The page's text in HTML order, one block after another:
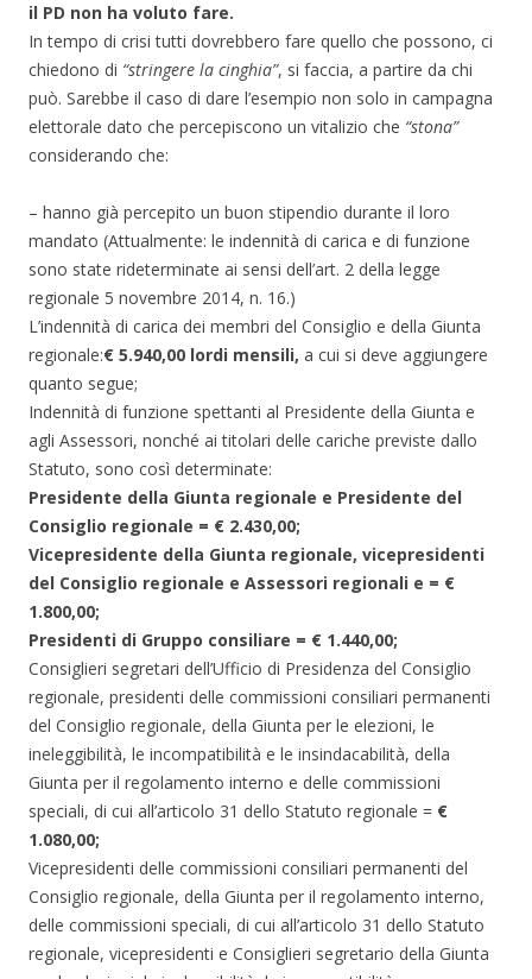
il PD non ha voluto fare.
In tempo di crisi tutti dovrebbero fare quello che possono, ci
chiedono di “stringere la cinghia”, si faccia, a partire da chi
può. Sarebbe il caso di dare l’esempio non solo in campagna
elettorale dato che percepiscono un vitalizio che “stona”
considerando che:
– hanno già percepito un buon stipendio durante il loro
mandato (Attualmente: le indennità di carica e di funzione
sono state rideterminate ai sensi dell’art. 2 della legge
regionale 5 novembre 2014, n. 16.)
L’indennità di carica dei membri del Consiglio e della Giunta
regionale:€ 5.940,00 lordi mensili, a cui si deve aggiungere
quanto segue;
Indennità di funzione spettanti al Presidente della Giunta e
agli Assessori, nonché ai titolari delle cariche previste dallo
Statuto, sono così determinate:
Presidente della Giunta regionale e Presidente del
Consiglio regionale = € 2.430,00;
Vicepresidente della Giunta regionale, vicepresidenti
del Consiglio regionale e Assessori regionali e = €
1.800,00;
Presidenti di Gruppo consiliare = € 1.440,00;
Consiglieri segretari dell’Ufficio di Presidenza del Consiglio
regionale, presidenti delle commissioni consiliari permanenti
del Consiglio regionale, della Giunta per le elezioni, le
ineleggibilità, le incompatibilità e le insindacabilità, della
Giunta per il regolamento interno e delle commissioni
speciali, di cui all’articolo 31 dello Statuto regionale = €
1.080,00;
Vicepresidenti delle commissioni consiliari permanenti del
Consiglio regionale, della Giunta per il regolamento interno,
delle commissioni speciali, di cui all’articolo 31 dello Statuto
regionale, vicepresidenti e Consiglieri segretario della Giunta